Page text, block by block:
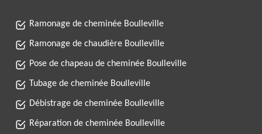
Ramonage de cheminée Boulleville
Ramonage de chaudière Boulleville
Pose de chapeau de cheminée Boulleville
Tubage de cheminée Boulleville
Débistrage de cheminée Boulleville
Réparation de cheminée Boulleville